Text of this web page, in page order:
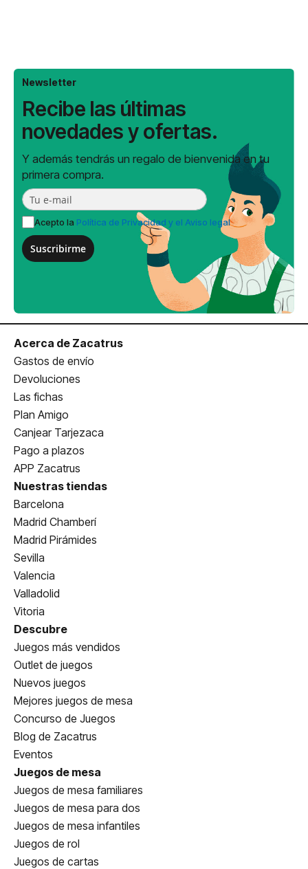
Newsletter
Recibe las últimas
novedades y ofertas.
Y además tendrás un regalo de bienvenida en tu
primera compra.
Acepto la Política de Privacidad y el Aviso legal
Suscribirme
Acerca de Zacatrus
Gastos de envío
Devoluciones
Las fichas
Plan Amigo
Canjear Tarjezaca
Pago a plazos
APP Zacatrus
Nuestras tiendas
Barcelona
Madrid Chamberí
Madrid Pirámides
Sevilla
Valencia
Valladolid
Vitoria
Descubre
Juegos más vendidos
Outlet de juegos
Nuevos juegos
Mejores juegos de mesa
Concurso de Juegos
Blog de Zacatrus
Eventos
Juegos de mesa
Juegos de mesa familiares
Juegos de mesa para dos
Juegos de mesa infantiles
Juegos de rol
Juegos de cartas